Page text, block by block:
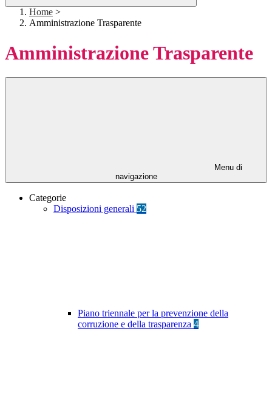
Home >
Amministrazione Trasparente
Amministrazione Trasparente
Menu di
navigazione
Categorie
Disposizioni generali 52
Piano triennale per la prevenzione della
corruzione e della trasparenza 4